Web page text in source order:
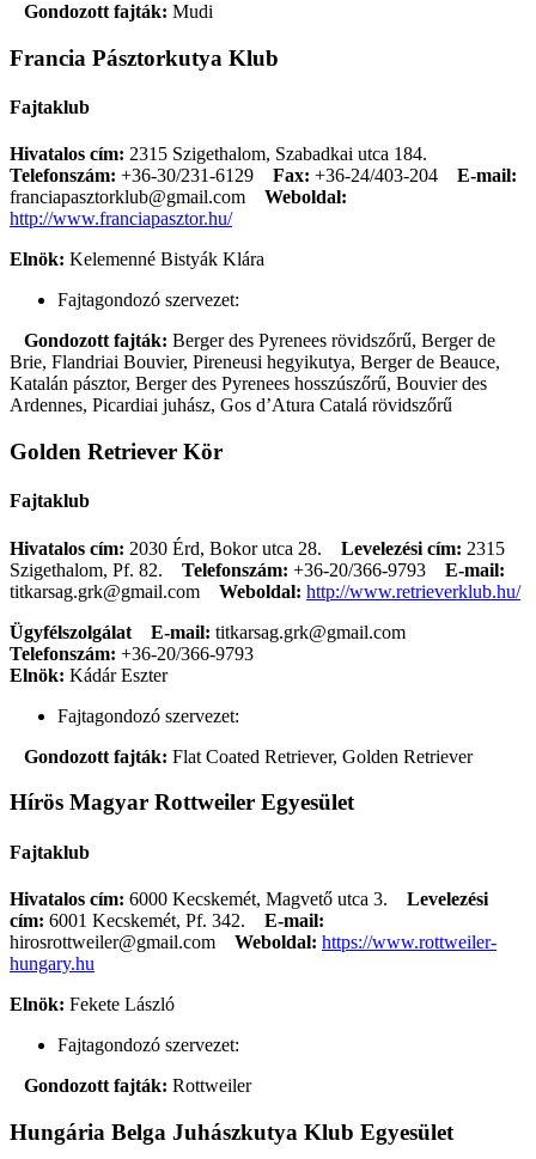
Gondozott fajták: Mudi
Francia Pásztorkutya Klub
Fajtaklub
Hivatalos cím: 2315 Szigethalom, Szabadkai utca 184.
Telefonszám: +36-30/231-6129 Fax: +36-24/403-204
E-mail:
franciapasztorklub@gmail.com
Weboldal:
http://www.franciapasztor.hu/
Elnök: Kelemenné Bistyák Klára
Fajtagondozó szervezet:
Gondozott fajták: Berger des Pyrenees rövidszőrű, Berger de
Brie, Flandriai Bouvier, Pireneusi hegyikutya, Berger de Beauce,
Katalán pásztor, Berger des Pyrenees hosszúszőrű, Bouvier des
Ardennes, Picardiai juhász, Gos d’Atura Catalá rövidszőrű
Golden Retriever Kör
Fajtaklub
Hivatalos cím: 2030 Érd, Bokor utca 28. Levelezési cím: 2315
Szigethalom, Pf. 82.
Telefonszám: +36-20/366-9793
E-mail:
titkarsag.grk@gmail.com
Weboldal: http://www.retrieverklub.hu/
Ügyfélszolgálat
E-mail: titkarsag.grk@gmail.com
Telefonszám: +36-20/366-9793
Elnök: Kádár Eszter
Fajtagondozó szervezet:
Gondozott fajták: Flat Coated Retriever, Golden Retriever
Hírös Magyar Rottweiler Egyesület
Fajtaklub
Hivatalos cím: 6000 Kecskemét, Magvető utca 3. Levelezési
cím: 6001 Kecskemét, Pf. 342.
E-mail:
hirosrottweiler@gmail.com
Weboldal: https://www.rottweiler-
hungary.hu
Elnök: Fekete László
Fajtagondozó szervezet:
Gondozott fajták: Rottweiler
Hungária Belga Juhászkutya Klub Egyesület